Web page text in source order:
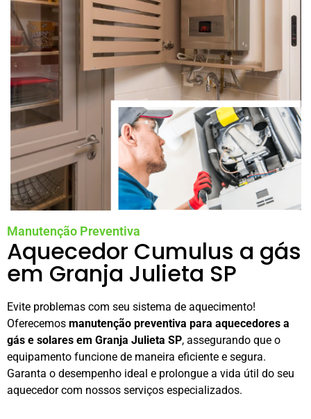
Manutenção Preventiva
Aquecedor Cumulus a gás
em Granja Julieta SP
Evite problemas com seu sistema de aquecimento!
Oferecemos manutenção preventiva para aquecedores a
gás e solares em Granja Julieta SP, assegurando que o
equipamento funcione de maneira eficiente e segura.
Garanta o desempenho ideal e prolongue a vida útil do seu
aquecedor com nossos serviços especializados.